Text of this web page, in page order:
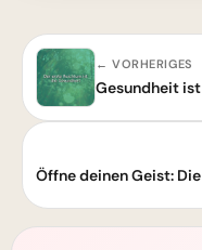
← VORHERIGES